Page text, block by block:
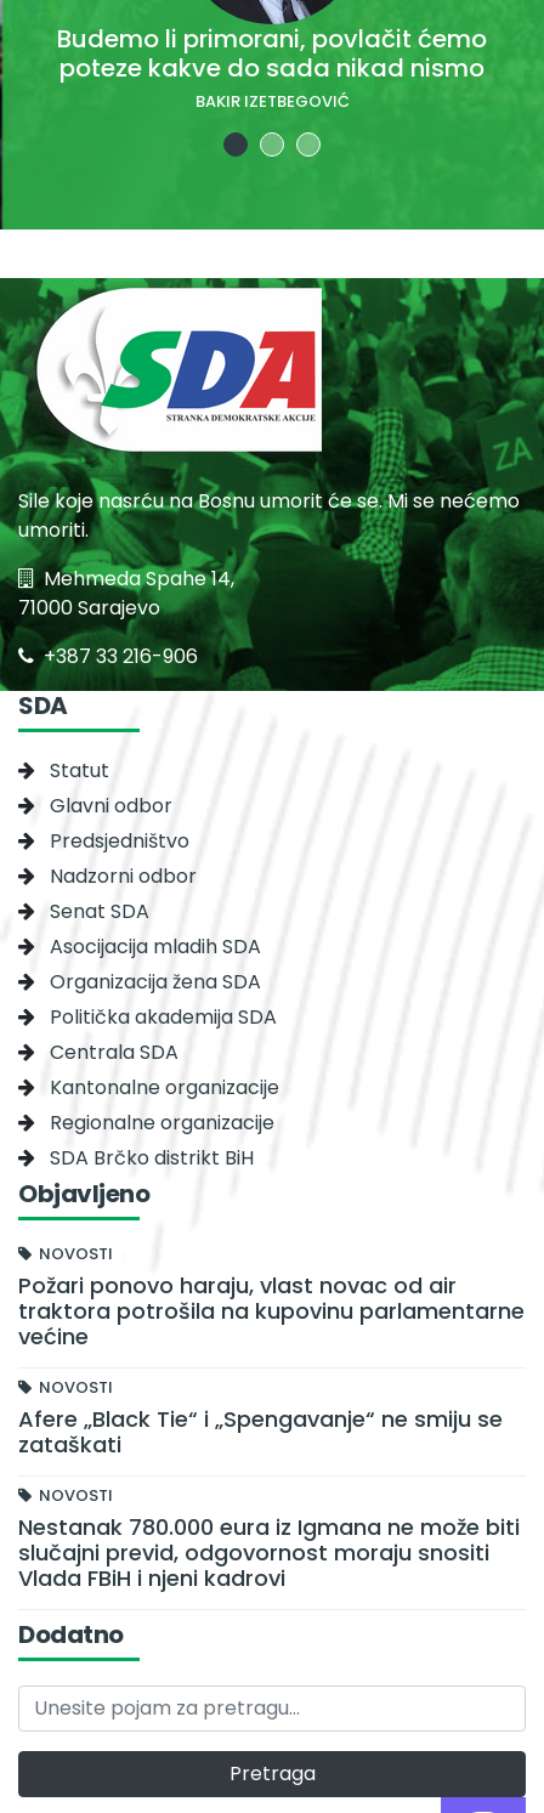
Budemo li primorani, povlačit ćemo
poteze kakve do sada nikad nismo
BAKIR IZETBEGOVIĆ
Sile koje nasrću na Bosnu umorit će se. Mi se nećemo
umoriti.
Mehmeda Spahe 14,
71000 Sarajevo
+387 33 216-906
SDA
Statut
Glavni odbor
Predsjedništvo
Nadzorni odbor
Senat SDA
Asocijacija mladih SDA
Organizacija žena SDA
Politička akademija SDA
Centrala SDA
Kantonalne organizacije
Regionalne organizacije
SDA Brčko distrikt BiH
Objavljeno
NOVOSTI
Požari ponovo haraju, vlast novac od air
traktora potrošila na kupovinu parlamentarne
većine
NOVOSTI
Afere „Black Tie“ i „Spengavanje“ ne smiju se
zataškati
NOVOSTI
Nestanak 780.000 eura iz Igmana ne može biti
slučajni previd, odgovornost moraju snositi
Vlada FBiH i njeni kadrovi
Dodatno
Pretraga